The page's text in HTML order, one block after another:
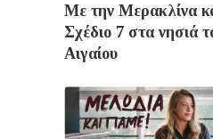
Με την Μερακλίνα
Σχέδιο 7 στα νησιά
Αιγαίου